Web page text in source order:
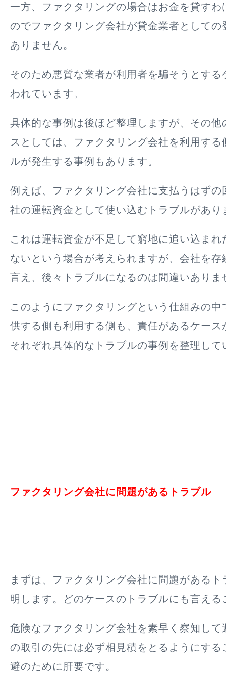
一方、ファクタリングの場合は お金を貸すわ
のでファクタリング会社が貸金業者としての
ありません。
そのため悪質な業者が利用者を騙そうとする
われています。
具体的な事例は後ほど整理しますが、その他
スとしては、ファクタリング会社を利用す
ルが発生する事例もあります。
例えば、ファクタリング会社に支払うはずの
社の運転資金として使い込むトラブルがあり
これは運転資金が不足して窮地に追い込ま
ないという場合が考えられますが、会社を存
言え、後々トラブルになるのは間違いありま
このようにファクタリングという仕組みの
供する側も利用する側も、責任があるケース
それぞれ具体的なトラブルの事例を整理して
ファクタリング会社に問題があるトラブル
まずは、ファクタリング会社に問題がある
明します。どのケースのトラブルにも言える
危険なファクタリング会社を素早く察知して
の取引の先には必ず相見積をとるようにする
避のために肝要です。